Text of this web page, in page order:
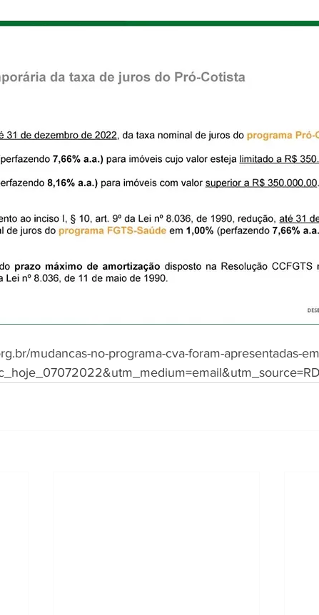
mudancas-no-programa-cva-foram-apresentadas-